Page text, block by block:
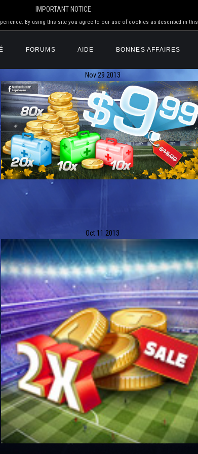
IMPORTANT NOTICE
By using this site you agree to our use of cookies as described in this
FORUMS AIDE BONNES AFFAIRES
Nov 29 2013
Oct 11 2013